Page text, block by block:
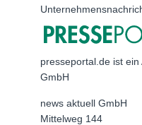
presseportal.de ist
GmbH
news aktuell GmbH
Mittelweg 144